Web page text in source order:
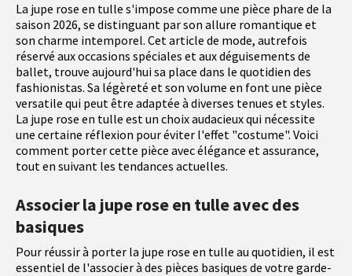
La jupe rose en tulle s'impose comme une pièce phare de la
saison 2026, se distinguant par son allure romantique et
son charme intemporel. Cet article de mode, autrefois
réservé aux occasions spéciales et aux déguisements de
ballet, trouve aujourd'hui sa place dans le quotidien des
fashionistas. Sa légèreté et son volume en font une pièce
versatile qui peut être adaptée à diverses tenues et styles.
La jupe rose en tulle est un choix audacieux qui nécessite
une certaine réflexion pour éviter l'effet "costume". Voici
comment porter cette pièce avec élégance et assurance,
tout en suivant les tendances actuelles.
Associer la jupe rose en tulle avec des
basiques
Pour réussir à porter la jupe rose en tulle au quotidien, il est
essentiel de l'associer à des pièces basiques de votre garde-